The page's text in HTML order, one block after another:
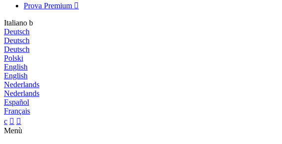
Prova Premium 
Italiano b
Deutsch
Deutsch
Deutsch
Polski
English
English
Nederlands
Nederlands
Español
Français
c  
Menù